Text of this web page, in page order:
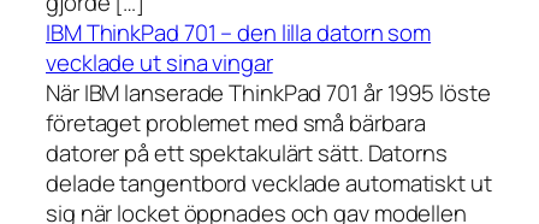
IBM ThinkPad 701 – den lilla datorn som
vecklade ut sina vingar
När IBM lanserade ThinkPad 701 år 1995 löste
företaget problemet med små bärbara
datorer på ett spektakulärt sätt. Datorns
delade tangentbord vecklade automatiskt ut
sig när locket öppnades och gav modellen